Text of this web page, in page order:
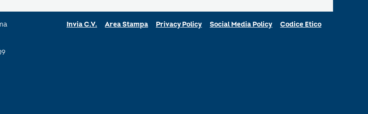
Invia C.V. Area Stampa Privacy Policy Social Media Policy Codice Etico